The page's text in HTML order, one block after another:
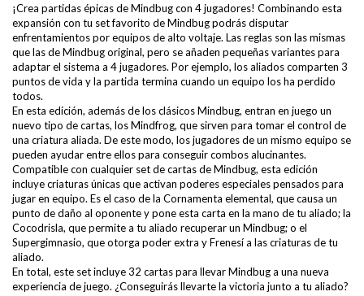
¡Crea partidas épicas de Mindbug con 4 jugadores! Combinando esta
expansión con tu set favorito de Mindbug podrás disputar
enfrentamientos por equipos de alto voltaje. Las reglas son las mismas
que las de Mindbug original, pero se añaden pequeñas variantes para
adaptar el sistema a 4 jugadores. Por ejemplo, los aliados comparten 3
puntos de vida y la partida termina cuando un equipo los ha perdido
todos.
En esta edición, además de los clásicos Mindbug, entran en juego un
nuevo tipo de cartas, los Mindfrog, que sirven para tomar el control de
una criatura aliada. De este modo, los jugadores de un mismo equipo se
pueden ayudar entre ellos para conseguir combos alucinantes.
Compatible con cualquier set de cartas de Mindbug, esta edición
incluye criaturas únicas que activan poderes especiales pensados para
jugar en equipo. Es el caso de la Cornamenta elemental, que causa un
punto de daño al oponente y pone esta carta en la mano de tu aliado; la
Cocodrisla, que permite a tu aliado recuperar un Mindbug; o el
Supergimnasio, que otorga poder extra y Frenesí a las criaturas de tu
aliado.
En total, este set incluye 32 cartas para llevar Mindbug a una nueva
experiencia de juego. ¿Conseguirás llevarte la victoria junto a tu aliado?